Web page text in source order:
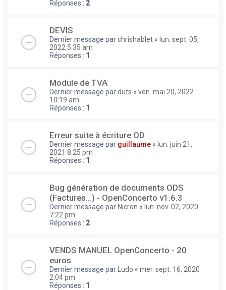
Réponses : 2
DEVIS
Dernier message parchrishablet « lun. sept. 05,
2022 5:35 am
Réponses : 1
Module de TVA
Dernier message parduts « ven. mai 20, 2022
10:19 am
Réponses : 1
Erreur suite à écriture OD
Dernier message par guillaume « lun. juin 21,
2021 8:25 pm
Réponses : 1
Bug génération de documents ODS
(Factures...) - OpenConcerto v1.6.3
Dernier message parNicron « lun. nov. 02, 2020
7:22 pm
Réponses : 2
VENDS MANUEL OpenConcerto - 20
euros
Dernier message parLudo « mer. sept. 16, 2020
2:04 pm
Réponses : 1